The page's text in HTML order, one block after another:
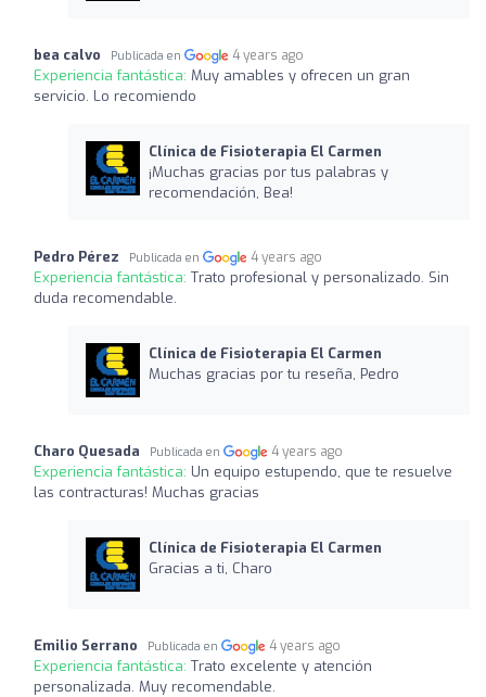
bea calvo Publicada en 4 years ago
Experiencia fantástica: Muy amables y ofrecen un gran
servicio. Lo recomiendo
Clínica de Fisioterapia El Carmen
¡Muchas gracias por tus palabras y
recomendación, Bea!
Pedro Pérez Publicada en 4 years ago
Experiencia fantástica: Trato profesional y personalizado. Sin
duda recomendable.
Clínica de Fisioterapia El Carmen
Muchas gracias por tu reseña, Pedro
Charo Quesada Publicada en 4 years ago
Experiencia fantástica: Un equipo estupendo, que te resuelve
las contracturas! Muchas gracias
Clínica de Fisioterapia El Carmen
Gracias a ti, Charo
Emilio Serrano Publicada en 4 years ago
Experiencia fantástica: Trato excelente y atención
personalizada. Muy recomendable.